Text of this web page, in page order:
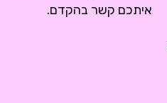
איתכם קשר בהקדם.